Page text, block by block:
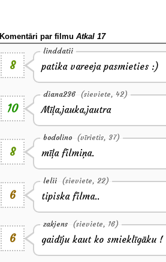
Komentāri par filmu Atkal 17
8
linddatii
patika vareeja pasmieties :)
10
diana236 (sieviete, 42)
Mīļa,jauka,jautra
8
bodolino (vīrietis, 37)
mīļa filmiņa.
6
lelii (sieviete, 22)
tipiska filma..
6
zakjens (sieviete, 16)
gaidīju kaut ko smieklīgāku !